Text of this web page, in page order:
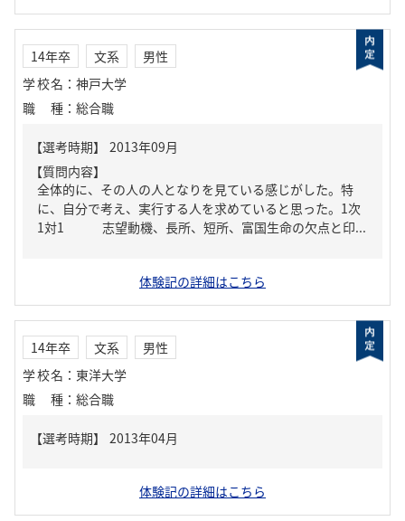
14年卒 文系
男性
学校名 ： 神戸大学
職種 ： 総合職
【質問内容】
全体的に、その人の人となりを見ている感じがした。特
に、自分で考え、実行する人を求めていると思った。1次
1対1 志望動機、長所、短所、富国生命の欠点と印...
体験記の詳細はこちら
14年卒 文系
男性
学校名 ： 東洋大学
職種 ： 総合職
体験記の詳細はこちら